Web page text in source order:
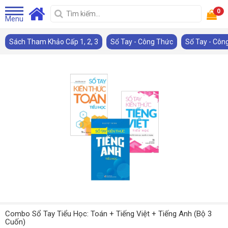
Menu
0
Sách Tham Khảo Cấp 1, 2, 3 Sổ Tay - Công Thức Sổ Tay -
Combo Sổ Tay Tiểu Học: Toán + Tiếng Việt + Tiếng Anh (Bộ 3
Cuốn)